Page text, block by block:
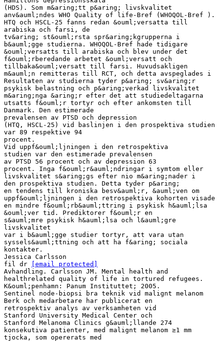
(HDS). Som m&aring;tt p&aring; livskvalitet
anv&auml;ndes WHO Quality of life-Bref (WHOQOL-Bref ).
HTQ och HSCL-25 fanns redan &ouml;versatta till
arabiska och farsi, de
tv&aring; st&ouml;rsta spr&aring;kgrupperna i
b&auml;gge studierna. WHOQOL-Bref hade tidigare
&ouml;versatts till arabiska och blev under det
f&ouml;rberedande arbetet &ouml;versatt och
tillbaka&ouml;versatt till farsi. Huvudsakligen
m&auml;n remitteras till RCT, och detta avspeglades i
Resultaten av studierna tyder p&aring; sv&aring;r
psykisk belastning och p&aring;verkad livskvalitet
m&aring;nga &aring;r efter det att studiedeltagarna
utsatts f&ouml;r tortyr och efter ankomsten till
Danmark. Den estimerade
prevalensen av PTSD och depression
(HTQ, HSCL-25) vid baslinjen i den prospektiva studien
var 89 respektive 94
procent.
Vid uppf&ouml;ljningen i den retrospektiva
studien var den estimerade prevalensen
av PTSD 56 procent och av depression 63
procent. Inga f&ouml;r&auml;ndringar i symtom eller
livskvalitet s&aring;gs efter nio m&aring;nader i
den prospektiva studien. Detta tyder p&aring;
en tendens till kroniska besv&auml;r, &auml;ven om
uppf&ouml;ljningen i den retrospektiva kohorten visade
en mindre f&ouml;rb&auml;ttring i psykisk h&auml;lsa
&ouml;ver tid. Prediktorer f&ouml;r en
s&auml;mre psykisk h&auml;lsa och l&auml;gre
livskvalitet
var i b&auml;gge studier tortyr, att vara utan
syssels&auml;ttning och att ha f&aring; sociala
kontakter.
Jessica Carlsson
fil dr
[email protected]
Avhandling. Carlsson JM. Mental health and
healthrelated quality of life in tortured refugees.
K&ouml;penhamn: Panum Instituttet; 2005.
Sentinel node-biopsi bra teknik vid malignt melanom
Berk och medarbetare har publicerat en
retrospektiv analys av verksamheten vid
Stanford University Medical Center och
Stanford Melanoma Clinics g&auml;llande 274
konsekutiva patienter, med malignt melanom ≥1 mm
tjocka, som opererats med